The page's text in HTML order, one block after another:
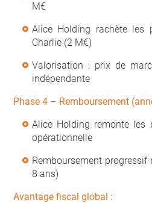
M€
Alice Holding rachète
Charlie (2 M€)
Valorisation : prix de
indépendante
Phase 4 – Remboursement
Alice Holding remonte les
opérationnelle
Remboursement progressif
8 ans)
Avantage fiscal global :